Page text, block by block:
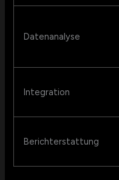
Datenanalyse
Integration
Berichterstattung